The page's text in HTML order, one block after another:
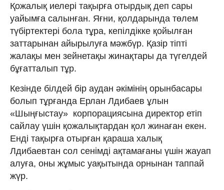
Қожалық иелері тақырға отырдық деп сары
уайымға салынған. Яғни, қолдарында төлем
түбіртектері бола тұра, кепілдікке қойылған
заттарынан айырылуға мәжбүр. Қазір тіпті
жалақы мен зейнетақы жинақтары да түгелдей
бұғатталып тұр.
Кезінде білдей бір аудан әкімінің орынбасары
болып тұрғанда Ерлан Лдибаев ұлын
«Шыңғыстау» корпорациясына директор етіп
сайлау үшін қожалықтардан қол жинаған екен.
Енді тақырға отырған қараша халық
Лдибаевтан сол сенімді ақтамағаны үшін жауап
алуға, оны жұмыс уақытында орнынан таппай
жүр.